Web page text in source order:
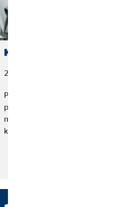
Klientem za pět minut
20. června 2022
Pan Stanislav Kandl kývl na
po několika letech od prvního
měl a říkal si, že ho nic netlačí.
krytí rizik přišla opravdu za pět